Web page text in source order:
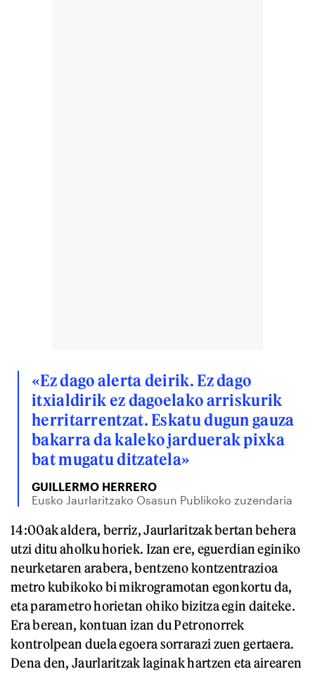
«Ez dago alerta deirik. Ez dago
itxialdirik ez dagoelako arriskurik
herritarrentzat. Eskatu dugun gauza
bakarra da kaleko jarduerak pixka
bat mugatu ditzatela»
GUILLERMO HERRERO
Eusko Jaurlaritzako Osasun Publikoko zuzendaria
14:00ak aldera, berriz, Jaurlaritzak bertan behera
utzi ditu aholku horiek. Izan ere, eguerdian eginiko
neurketaren arabera, bentzeno kontzentrazioa
metro kubikoko bi mikrogramotan egonkortu da,
eta parametro horietan ohiko bizitza egin daiteke.
Era berean, kontuan izan du Petronorrek
kontrolpean duela egoera sorrarazi zuen gertaera.
Dena den, Jaurlaritzak laginak hartzen eta airearen